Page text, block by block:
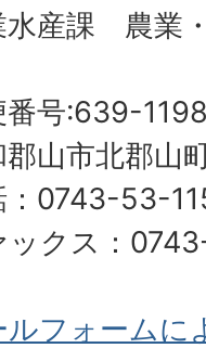
水産課 農業
番号:639-1198
郡山市北郡山
：0743-53-
ックス：
ルフォームに